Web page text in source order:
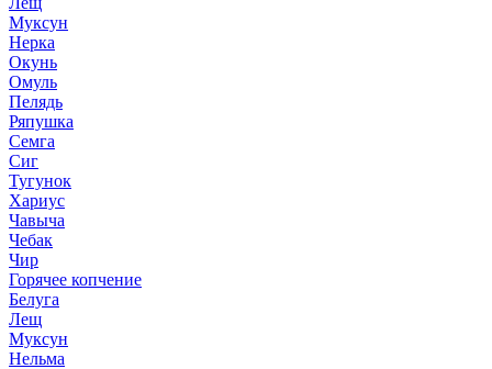
Муксун
Нерка
Окунь
Омуль
Пелядь
Ряпушка
Семга
Сиг
Тугунок
Хариус
Чавыча
Чебак
Чир
Горячее копчение
Белуга
Лещ
Муксун
Нельма